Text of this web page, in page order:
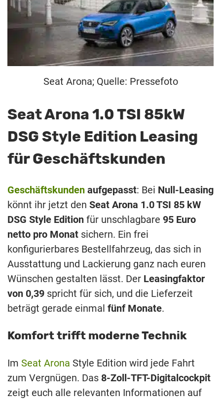
Seat Arona; Quelle: Pressefoto
Seat Arona 1.0 TSI 85kW
DSG Style Edition Leasing
für Geschäftskunden
Geschäftskunden aufgepasst: Bei Null-Leasing
könnt ihr jetzt den Seat Arona 1.0 TSI 85 kW
DSG Style Edition für unschlagbare 95 Euro
netto pro Monat sichern. Ein frei
konfigurierbares Bestellfahrzeug, das sich in
Ausstattung und Lackierung ganz nach euren
Wünschen gestalten lässt. Der Leasingfaktor
von 0,39 spricht für sich, und die Lieferzeit
beträgt gerade einmal fünf Monate.
Komfort trifft moderne Technik
Im Seat Arona Style Edition wird jede Fahrt
zum Vergnügen. Das 8-Zoll-TFT-Digitalcockpit
zeigt euch alle relevanten Informationen auf